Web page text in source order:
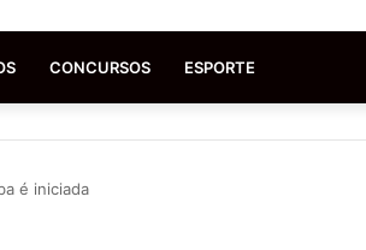
CONCURSOS ESPORTE
é iniciada